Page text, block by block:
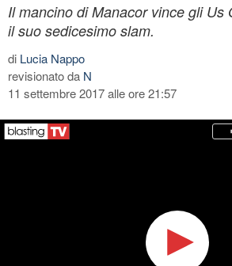
Il mancino di Manacor vince gli Us
il suo sedicesimo slam.
di Lucia Nappo
revisionato da N
11 settembre 2017 alle ore 21:57